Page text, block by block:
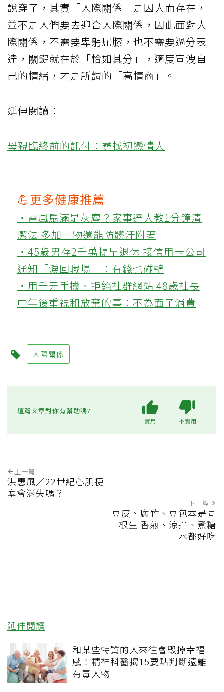
說穿了，其實「人際關係」是因人而存在，
並不是人們要去迎合人際關係，因此面對人
際關係，不需要卑躬屈膝，也不需要過分表
達，關鍵就在於「恰如其分」，適度宣洩自
己的情緒，才是所謂的「高情商」。
延伸閱讀：
母親臨終前的託付：尋找初戀情人
💪更多健康推薦
‧電風扇滿是灰塵？家事達人教1分鐘清
潔法 多加一物還能防髒汙附著
‧45歲男存2千萬提早退休 接信用卡公司
通知「淚回職場」：有錢也碰壁
‧用千元手機、拒絕社群網站 48歲社長
中年後重視和放棄的事：不為面子消費
人際關係
這篇文章對你有幫助嗎?
實用 不實用
上一篇
洪惠風／22世紀心肌梗
塞會消失嗎？
下一篇
豆皮、腐竹、豆包本是同
根生 香煎、涼拌、煮糖
水都好吃
延伸閱讀
和某些特質的人來往會毀掉幸福
感！精神科醫揭15要點判斷遠離
有毒人物